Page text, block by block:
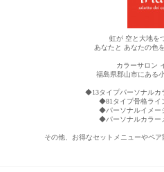
虹が 空と大地を
あなたと あなたの色
カラーサロン
福島県郡山市にある
◆13タイプパーソナルカ
◆81タイプ骨格ライ
◆パーソナルイメー
◆パーソナルカラー
その他、お得なセットメニューやペ